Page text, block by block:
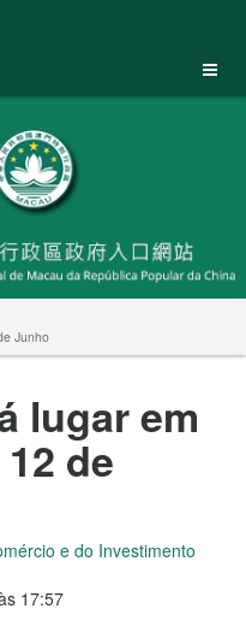
Junho
lugar em
de
e do Investimento
17:57